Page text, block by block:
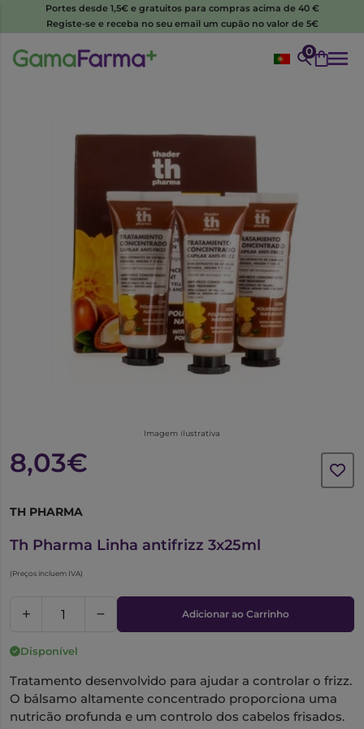
Portes desde 1,5€ e gratuitos para compras acima de 40 €
Registe-se e receba no seu email um cupão no valor de 5€
0
Imagem ilustrativa
8,03€
TH PHARMA
Th Pharma Linha antifrizz 3x25ml
(Preços incluem IVA)
Adicionar ao Carrinho
Disponível
Tratamento desenvolvido para ajudar a controlar o frizz.
O bálsamo altamente concentrado proporciona uma
nutrição profunda e um controlo dos cabelos frisados.